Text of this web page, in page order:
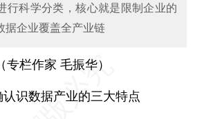
行科学分类，核心就是限制企业的
据企业覆盖全产业链
专栏作家 毛振华）
识数据产业的三大特点